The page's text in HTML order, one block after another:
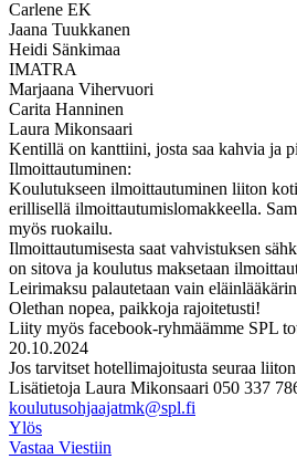
Carlene EK
Jaana Tuukkanen
Heidi Sänkimaa
IMATRA
Marjaana Vihervuori
Carita Hanninen
Laura Mikonsaari
Kentillä on kanttiini, josta saa kahvia ja
Ilmoittautuminen:
Koulutukseen ilmoittautuminen liiton
erillisellä ilmoittautumislomakkeella.
myös ruokailu.
Ilmoittautumisesta saat vahvistuksen
on sitova ja koulutus maksetaan
Leirimaksu palautetaan vain
Olethan nopea, paikkoja rajoitetusti!
Liity myös facebook-ryhmäämme SPL
20.10.2024
Jos tarvitset hotellimajoitusta seuraa
Lisätietoja Laura Mikonsaari 050 337
koulutusohjaajatmk@spl.fi
Ylös
Vastaa Viestiin